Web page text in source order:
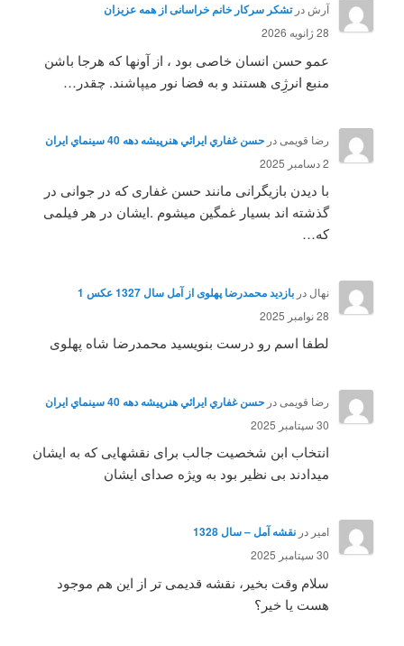
آرش درتشکر سرکار خانم خراسانی از همه عزیزان
28 ژانویه 2026
عمو حسن انسان خاصی بود ، از آونها که هرجا باشن
منبع انرژِی هستند و به فضا نور میپاشند. چقدر…
رضا قویمی در حسن غفاري ايرائي هنرپيشه دهه 40 سينماي ايران
2 دسامبر 2025
با دیدن بازیگرانی مانند حسن غفاری که در جوانی در
گذشته اند بسیار غمگین میشوم .ایشان در هر فیلمی
که…
نهال در بازدید محمدرضا پهلوی از آمل سال 1327 عکس 1
28 نوامبر 2025
لطفا اسم رو درست بنویسید محمدرضا شاه پهلوی
رضا قویمی در حسن غفاري ايرائي هنرپيشه دهه 40 سينماي ايران
30 سپتامبر 2025
انتخاب ابن شخصیت جالب برای نقشهایی که به ایشان
میدادند بی نظیر بود به ویژه صدای ایشان
امیر در نقشه آمل – سال 1328
30 سپتامبر 2025
سلام وقت بخیر، نقشه قدیمی تر از این هم موجود
هست یا خیر؟